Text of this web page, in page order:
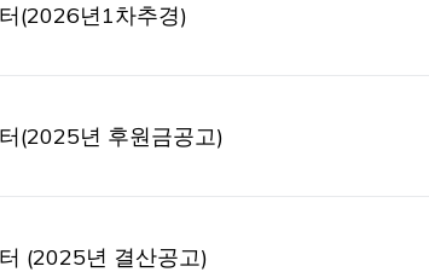
(2026년1차추경)
(2025년 후원금공고)
(2025년 결산공고)